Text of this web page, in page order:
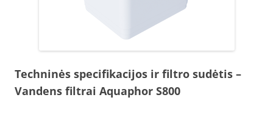
Techninės specifikacijos ir filtro sudėtis –
Vandens filtrai Aquaphor S800